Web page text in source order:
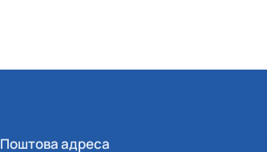
Поштова адреса